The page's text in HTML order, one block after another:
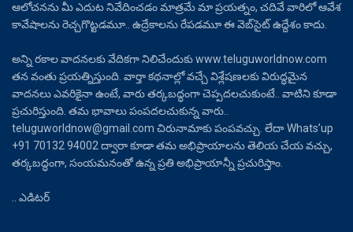
ఆలోచనను మీ ఎదుట నివేదించడం మాత్రమే మా ప్రయత్నం, చదివే వారిలో ఆవేశ
కావేషాలను రెచ్చగొట్టడమూ.. ఉద్రేకాలను రేపడమూ ఈ వెబ్‌సైట్ ఉద్దేశం కాదు.
అన్ని రకాల వాదనలకు వేదికగా నిలిచేందుకు www.teluguworldnow.com
తన వంతు ప్రయత్నిస్తుంది. వార్తా కథనాల్లో వచ్చే విశ్లేషణలకు విరుద్ధమైన
వాదనలు ఎవరికైనా ఉంటే, వారు తర్కబద్ధంగా చెప్పదలచుకుంటే.. వాటిని కూడా
ప్రచురిస్తుంది. తమ భావాలు పంపదలచుకున్న వారు..
teluguworldnow@gmail.com చిరునామాకు పంపవచ్చు. లేదా Whats’up
+91 70132 94002 ద్వారా కూడా తమ అభిప్రాయాలను తెలియ చేయ వచ్చు,
తర్కబద్ధంగా, సంయమనంతో ఉన్న ప్రతి అభిప్రాయాన్నీ ప్రచురిస్తాం.
.. ఎడిటర్